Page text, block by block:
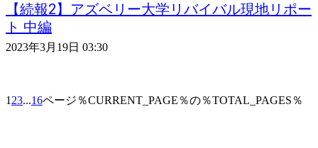
【続報2】アズベリー大学リバイバル現地リポー
ト 中編
2023年3月19日 03:30
1 23...16ページ％CURRENT_PAGE％の％TOTAL_PAGES％